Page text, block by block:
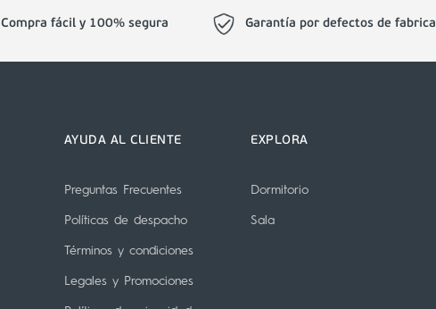
Compra fácil y 100% segura Garantía por defectos de fabrica
AYUDA AL CLIENTE
Preguntas Frecuentes
Políticas de despacho
Términos y condiciones
Legales y Promociones
EXPLORA
Dormitorio
Sala